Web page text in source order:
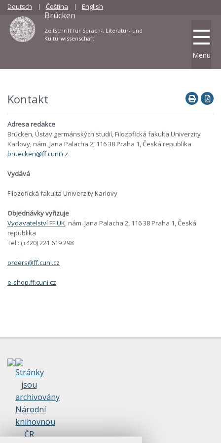
Brücken
Zeitschrift für Sprach-, Literatur- und
Kulturwissenschaft
Kontakt
Adresa redakce
Brücken, Ústav germánských studií, Filozofická fakulta Univerzity
Karlovy, nám. Jana Palacha 2, 116 38 Praha 1, Česká republika
bruecken@ff.cuni.cz
Vydává
Filozofická fakulta Univerzity Karlovy
Objednávky vyřizuje
Vydavatelství FF UK, nám. Jana Palacha 2, 116 38 Praha 1, Česká
republika
Tel.: (+420) 221 619 298
orders@ff.cuni.cz
e-shop.ff.cuni.cz
Menu
Deutsch Čeština English